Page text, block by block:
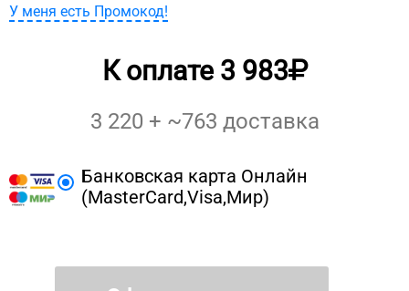
У меня есть Промокод!
К оплате 3 983
3 220 + ~763 доставка
Банковская карта Онлайн
(MasterCard,Visa,Мир)